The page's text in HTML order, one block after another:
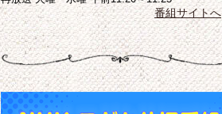
番組サイトへ